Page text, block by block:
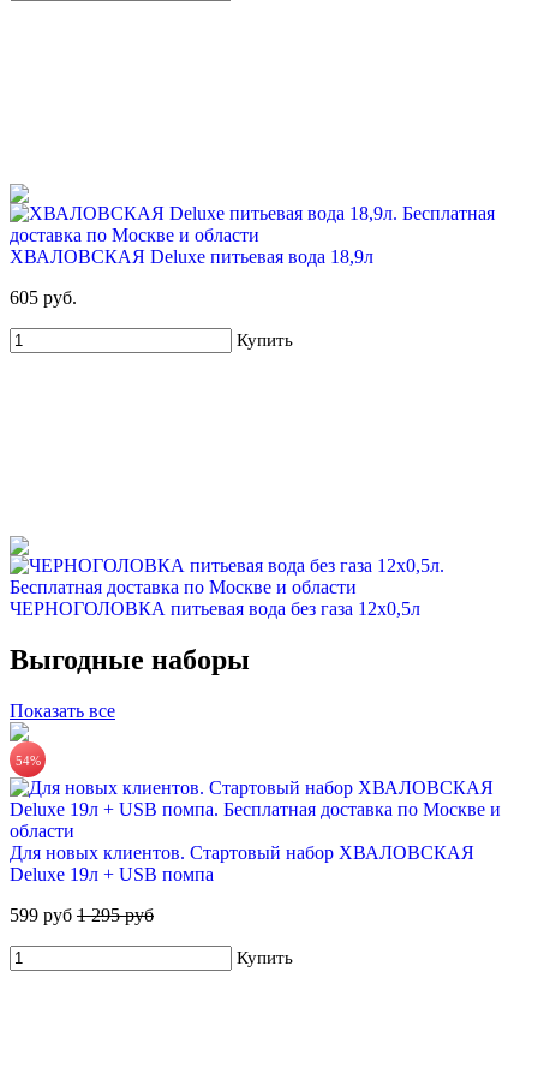
ХВАЛОВСКАЯ Deluxe питьевая вода 18,9л
605 руб.
Купить
ЧЕРНОГОЛОВКА питьевая вода без газа 12х0,5л
420 руб.
35.00 руб/шт
ЧЕРНОГОЛОВКА питьевая вода 19л
Выгодные наборы
Показать все
54%
Для новых клиентов. Стартовый набор ХВАЛОВСКАЯ
Deluxe 19л + USB помпа
599 руб 1 295 руб
Купить